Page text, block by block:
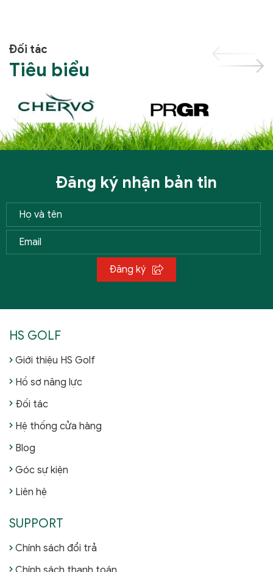
Đối tác
Tiêu biểu
Đăng ký nhận bản tin
Đăng ký
HS GOLF
Giới thiệu HS Golf
Hồ sơ năng lực
Đối tác
Hệ thống cửa hàng
Blog
Góc sự kiện
Liên hệ
SUPPORT
Chính sách đổi trả